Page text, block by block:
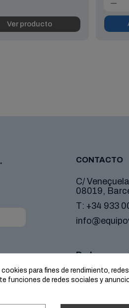
Ver producto
CONTACTO
C/
08019,
T: +34 933
De lunes a
08:30-
para fines de rendimiento,
funciones de redes sociales y